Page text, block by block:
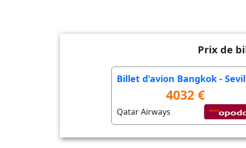
Prix de
Billet d'avion Bangkok -
4032 €
Qatar Airways